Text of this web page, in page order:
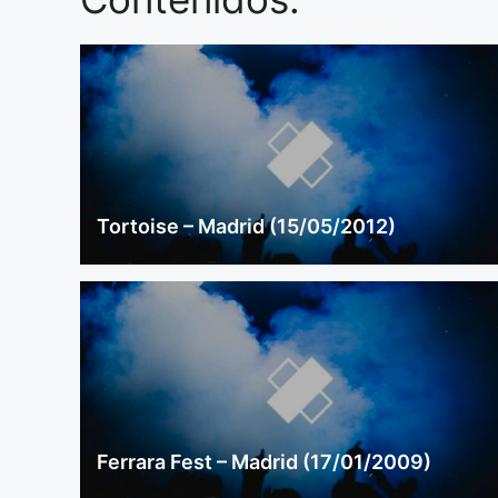
Tortoise – Madrid (15/05/2012)
Ferrara Fest – Madrid (17/01/2009)